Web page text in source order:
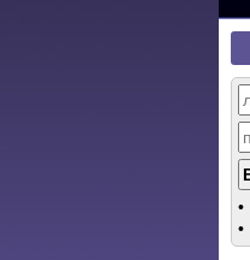
•
•